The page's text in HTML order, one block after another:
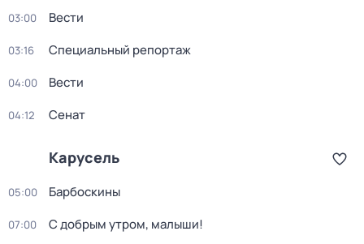
03:00 Вести
03:16 Специальный репортаж
04:00 Вести
04:12 Сенат
Карусель
05:00 Барбоскины
07:00 С добрым утром, малыши!